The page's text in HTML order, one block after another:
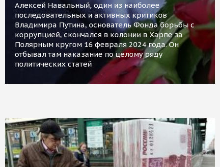
Алексей Навальный, один из наиболее
последовательных и активных критиков
Владимира Путина, основатель Фонда борьбы с
коррупцией, скончался в колонии в Харпе за
Полярным кругом 16 февраля 2024 года. Он
отбывал там наказание по целому ряду
политических статей